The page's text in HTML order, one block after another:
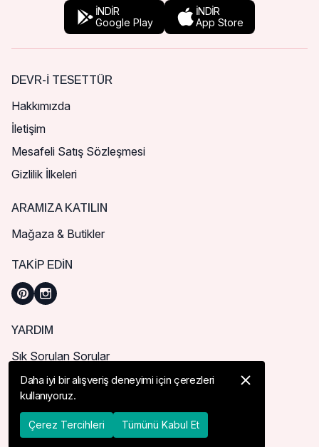
İNDİR
Google Play
İNDİR
App Store
DEVR-I TESETTÜR
Hakkımızda
İletişim
Mesafeli Satış Sözleşmesi
Gizlilik İlkeleri
ARAMIZA KATILIN
Mağaza & Butikler
TAKIP EDIN
YARDIM
Sık Sorulan Sorular
Nasıl Sipariş Verebilirim?
Kargo ve Teslimat
İade, İptal ve Değişim
Daha iyi bir alışveriş deneyimi için çerezleri
kullanıyoruz.
Çerez Tercihleri Tümünü Kabul Et